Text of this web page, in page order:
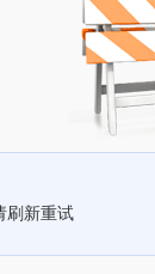
刷新重试